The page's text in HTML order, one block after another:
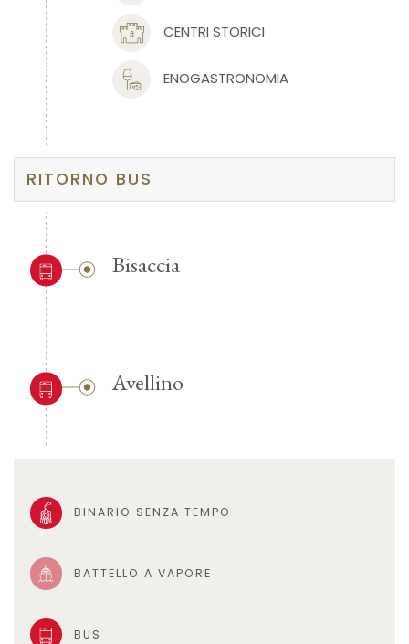
CENTRI STORICI
ENOGASTRONOMIA
RITORNO BUS
Bisaccia
Avellino
BINARIO SENZA TEMPO
BATTELLO A VAPORE
BUS